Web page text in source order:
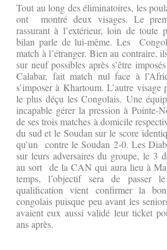
Tout au long des éliminatoires, les
ont montré deux visages. Le
rassurant à l’extérieur, loin de toute
bilan parle de lui-même. Les
match à l’étranger. Bien au contraire,
sur neuf possibles après s’être
Calabar, fait match nul face à
s’imposer à Khartoum. L’autre visage
le plus déçu les Congolais. Une
incapable gérer la pression à
de ses trois matches à domicile
du sud et le Soudan sur le score
qu’un contre le Soudan 2-0. Les
sur leurs adversaires du groupe, le 3
au sort de la CAN qui aura lieu à
temps, l’objectif sera de passer
qualification vient confirmer la
congolais puisque peu avant les
avaient eux aussi validé leur ticket
ans après.